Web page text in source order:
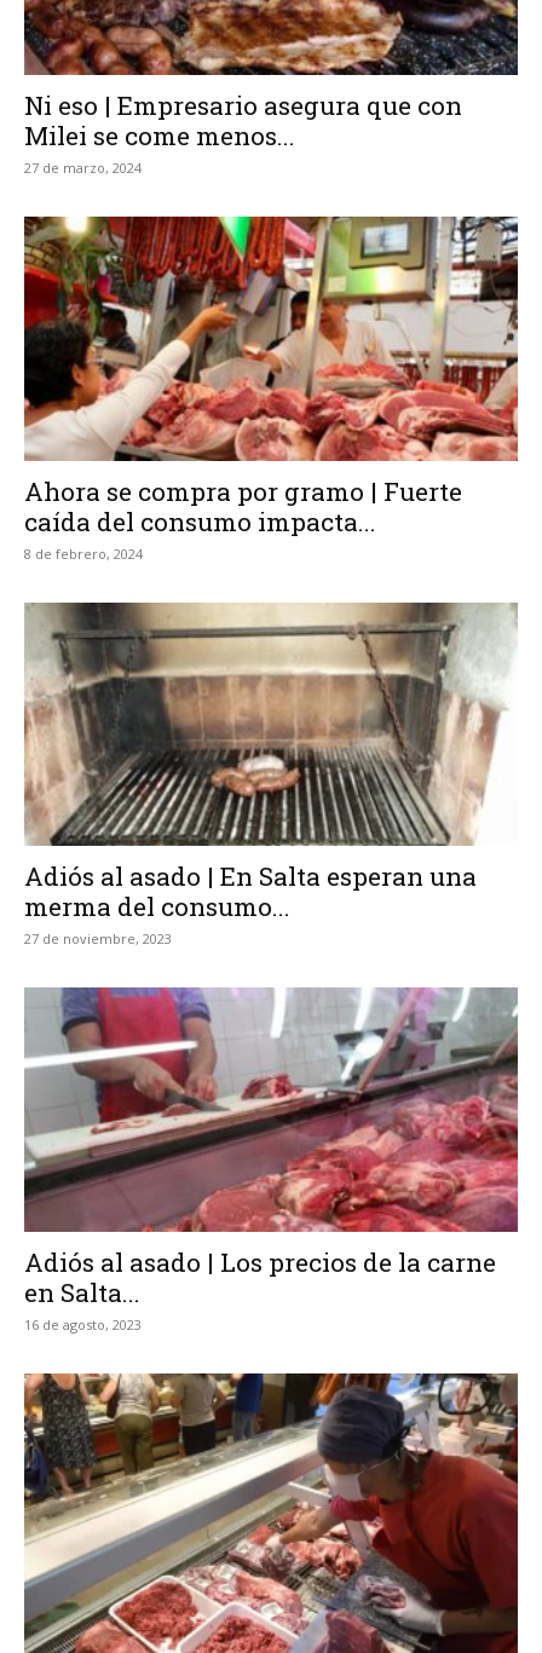
Ni eso | Empresario asegura que con
Milei se come menos...
27 de marzo, 2024
Ahora se compra por gramo | Fuerte
caída del consumo impacta...
8 de febrero, 2024
Adiós al asado | En Salta esperan una
merma del consumo...
27 de noviembre, 2023
Adiós al asado | Los precios de la carne
en Salta...
16 de agosto, 2023